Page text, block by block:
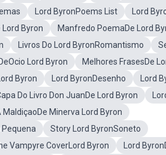
Lord ByronPoems List
Lord
Lord Byron Manfredo PoemaDe Lord
Livros Do Lord ByronRomantismo
Lord Byron
Melhores FrasesDe
Byron Lord ByronDesenho
Lord
Do Livro Don JuanDe Lord Byron
MaldiçaoDe Minerva Lord Byron
Pequena
Story Lord ByronSoneto
Vampyre CoverLord Byron
Lord